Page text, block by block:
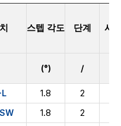
스텝 각도 단계 샤
(°) /
1.8 2
1.8 2